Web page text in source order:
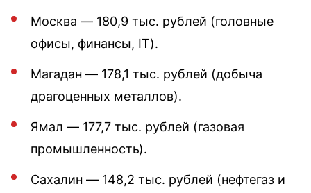
Москва — 180,9 тыс. рублей (головные
офисы, финансы, IT).
Магадан — 178,1 тыс. рублей (добыча
драгоценных металлов).
Ямал — 177,7 тыс. рублей (газовая
промышленность).
Сахалин — 148,2 тыс. рублей (нефтегаз и